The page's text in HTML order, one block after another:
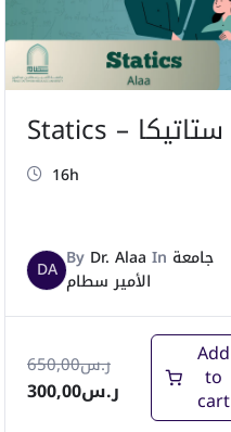
Statics – ستاتيكا
16h
DA By Dr. Alaa In جامعة
الأمير سطام
ر.س650,00
ر.س300,00
Add
to
cart